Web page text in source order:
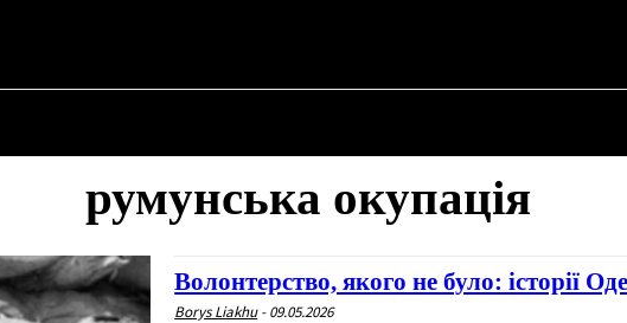
румунська окупація
Волонтерство, якого не було: історії
Borys Liakhu - 09.05.2026